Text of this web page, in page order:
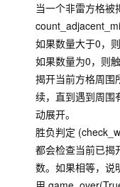
当一个非雷方格被
如果数量大于0，
如果数量为0，则
揭开当前方格周围
续，直到遇到周围
动展开。
胜负判定
都会检查当前已揭
数。如果相等，说